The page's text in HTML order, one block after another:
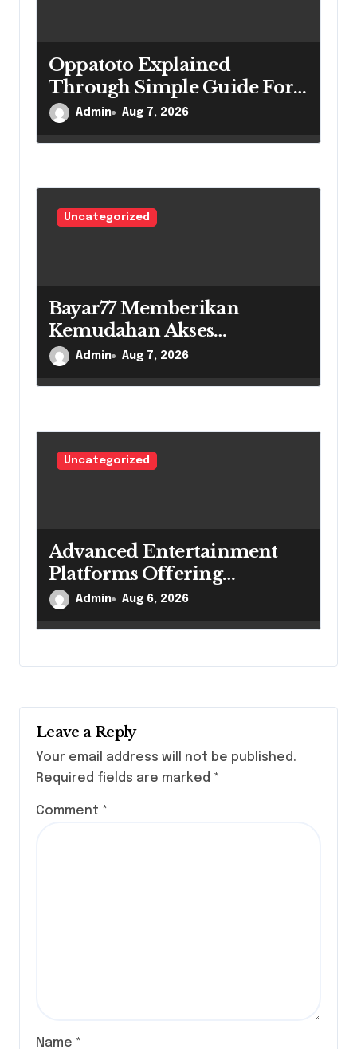
Oppatoto Explained
Through Simple Guide For
New Users
Admin Aug 7, 2026
Uncategorized
Bayar77 Memberikan
Kemudahan Akses
Pembayaran Di Era Digital
Admin Aug 7, 2026
Uncategorized
Advanced Entertainment
Platforms Offering
Convenient Online
Admin Aug 6, 2026
Leave a Reply
Your email address will not be published.
Required fields are marked *
Comment *
Name *